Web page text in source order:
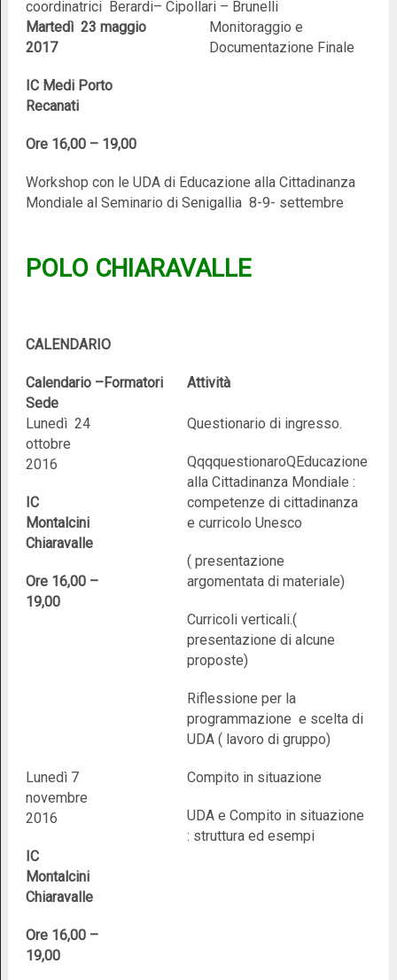
coordinatrici Berardi– Cipollari – Brunelli
Martedì 23 maggio
2017
IC Medi Porto
Recanati
Ore 16,00 – 19,00
Monitoraggio e
Documentazione Finale
Workshop con le UDA di Educazione alla Cittadinanza
Mondiale al Seminario di Senigallia 8-9- settembre
POLO CHIARAVALLE
CALENDARIO
Calendario –
Sede
Formatori Attività
Lunedì 24
ottobre
2016
IC
Montalcini
Chiaravalle
Ore 16,00 –
19,00
Questionario di ingresso.
QqqquestionaroQEducazione
alla Cittadinanza Mondiale :
competenze di cittadinanza
e curricolo Unesco
( presentazione
argomentata di materiale)
Curricoli verticali.(
presentazione di alcune
proposte)
Riflessione per la
programmazione e scelta di
UDA ( lavoro di gruppo)
Lunedì 7
novembre
2016
IC
Montalcini
Chiaravalle
Ore 16,00 –
19,00
Compito in situazione
UDA e Compito in situazione
: struttura ed esempi